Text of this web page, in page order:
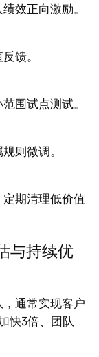
效正向激励。
馈。
围试点测试。
则微调。
期清理低价值
与持续优
通常实现客户
快3倍、团队